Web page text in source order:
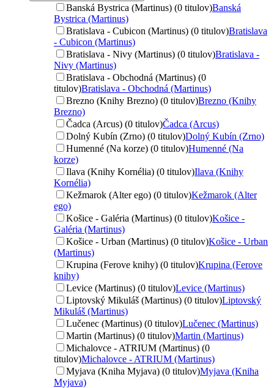
Banská Bystrica (Martinus) (0 titulov)Banská
Bystrica (Martinus)
Bratislava - Cubicon (Martinus) (0 titulov)Bratislava
- Cubicon (Martinus)
Bratislava - Nivy (Martinus) (0 titulov)Bratislava -
Nivy (Martinus)
Bratislava - Obchodná (Martinus) (0
titulov)Bratislava - Obchodná (Martinus)
Brezno (Knihy Brezno) (0 titulov)Brezno (Knihy
Brezno)
Čadca (Arcus) (0 titulov)Čadca (Arcus)
Dolný Kubín (Zrno) (0 titulov)Dolný Kubín (Zrno)
Humenné (Na korze) (0 titulov)Humenné (Na
korze)
Ilava (Knihy Kornélia) (0 titulov)Ilava (Knihy
Kornélia)
Kežmarok (Alter ego) (0 titulov)Kežmarok (Alter
ego)
Košice - Galéria (Martinus) (0 titulov)Košice -
Galéria (Martinus)
Košice - Urban (Martinus) (0 titulov)Košice - Urban
(Martinus)
Krupina (Ferove knihy) (0 titulov)Krupina (Ferove
knihy)
Levice (Martinus) (0 titulov)Levice (Martinus)
Liptovský Mikuláš (Martinus) (0 titulov)Liptovský
Mikuláš (Martinus)
Lučenec (Martinus) (0 titulov)Lučenec (Martinus)
Martin (Martinus) (0 titulov)Martin (Martinus)
Michalovce - ATRIUM (Martinus) (0
titulov)Michalovce - ATRIUM (Martinus)
Myjava (Kniha Myjava) (0 titulov)Myjava (Kniha
Myjava)